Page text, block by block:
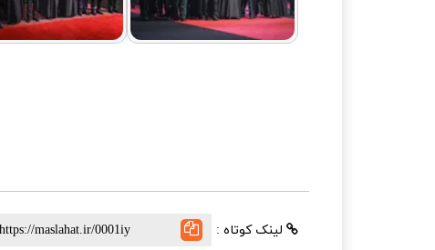
لینک کوتاه :